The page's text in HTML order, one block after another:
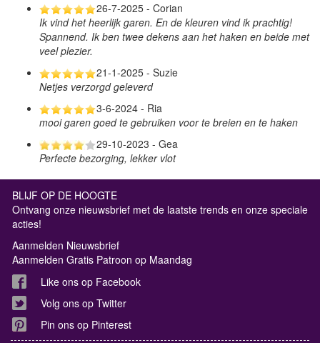
26-7-2025 - Corian
Ik vind het heerlijk garen. En de kleuren vind ik prachtig!
Spannend. Ik ben twee dekens aan het haken en beide met
veel plezier.
21-1-2025 - Suzie
Netjes verzorgd geleverd
3-6-2024 - Ria
mooi garen goed te gebruiken voor te breien en te haken
29-10-2023 - Gea
Perfecte bezorging, lekker vlot
BLIJF OP DE HOOGTE
Ontvang onze nieuwsbrief met de laatste trends en onze speciale
acties!
Aanmelden Nieuwsbrief
Aanmelden Gratis Patroon op Maandag
Like ons op Facebook
Volg ons op Twitter
Pin ons op Pinterest